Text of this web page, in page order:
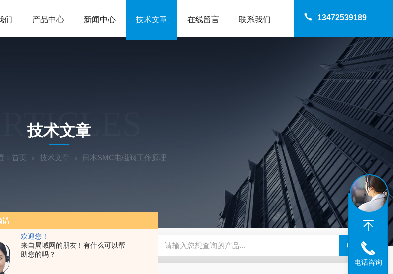
欢迎您！
来自局域网的朋友！有什么可以帮
助您的吗？
13472539189
们 产品中心 新闻中心 技术文章 在线留言 联系我们
技术文章
： 首页 技术文章 日本SMC电磁阀工作原理
180-4E1-AC220V代理金器Mindman电磁阀MVSD-180-4E1-AC220V 麦特沃克
电话咨询